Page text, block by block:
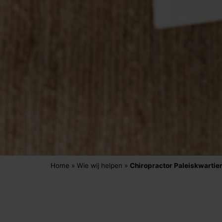
Home » Wie wij helpen » Chiropractor Paleiskwartier